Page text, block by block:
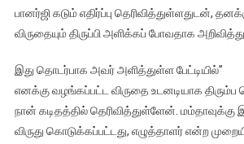
பானர்ஜி கடும் எதிர்ப்பு தெரிவித்துள்ளதுடன்,
விருதையும் திருப்பி அளிக்கப் போவதாக
இது தொடர்பாக அவர் அளித்துள்ள பேட்டியில்”
எனக்கு வழங்கப்பட்ட விருதை உடனடியாக திரும்ப
நான் கடிதத்தில் தெரிவித்துள்ளேன்.
விருது கொடுக்கப்பட்டது, எழுத்தாளர் என்ற